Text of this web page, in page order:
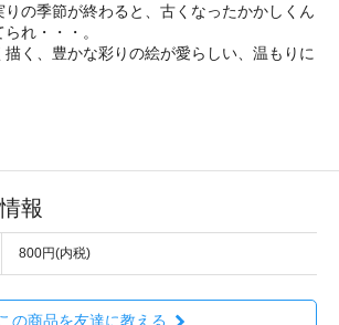
りの季節が終わると、古くなったかかしくん
れ・・・。
く、豊かな彩りの絵が愛らしい、温もりに
報
800円(内税)
この商品を友達に教える